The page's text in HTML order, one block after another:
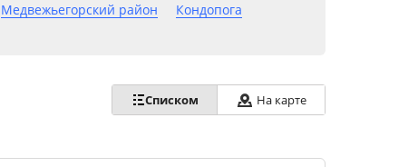
Медвежьегорский район
Кондопога
Списком На карте